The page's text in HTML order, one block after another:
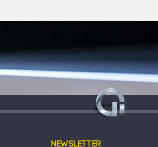
Newsletter